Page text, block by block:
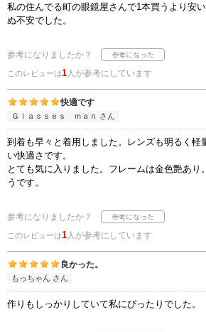
私の住んでる町の眼鏡屋さんで1本買うより安
ぬ不安でした。
参考になりましたか？
このレビューは1人が参考にしています
快適です
Ｇｌａｓｓｅｓ ｍａｎ さん
到着も早々と着用しました。レンズも明るく軽
い快適さです。
とても気に入りました。フレームは金色艶あり
うです。
参考になりましたか？
このレビューは1人が参考にしています
良かった。
もっちゃん さん
作りもしっかりしていて私にぴったりでした。